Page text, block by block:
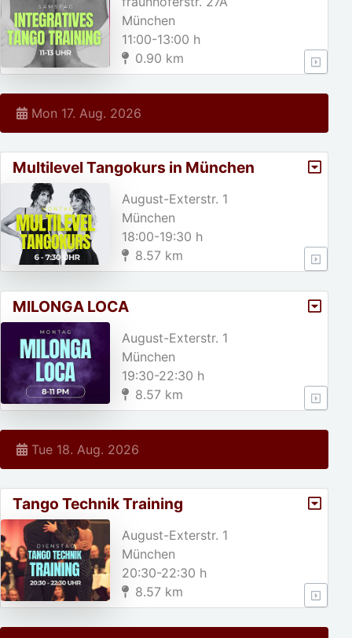
München
11:00-13:00 h
0.90 km
Mon 17. Aug. 2026
Multilevel Tangokurs in München
August-Exterstr. 1
München
18:00-19:30 h
8.57 km
MILONGA LOCA
August-Exterstr. 1
München
19:30-22:30 h
8.57 km
Tue 18. Aug. 2026
Tango Technik Training
August-Exterstr. 1
München
20:30-22:30 h
8.57 km